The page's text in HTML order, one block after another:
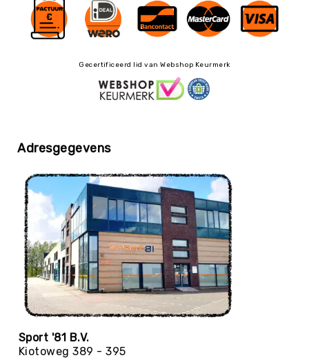
Yoga
Meditatie
Yoga
Bolsters
Yoga
Yoga
Pakketten
Yogamat
reiniging
Zaalvoetbal
Zaalvoetballen
Zeskamp
Zwemmen
Sportballen
American
Gecertificeerd lid van Webshop Keurmerk
Adresgegevens
Sport '81 B.V.
Kiotoweg 389 - 395